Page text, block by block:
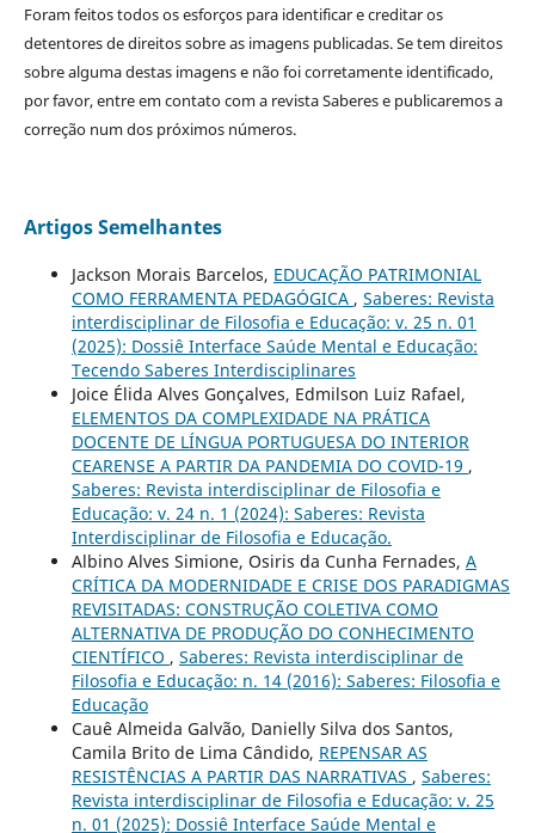
Foram feitos todos os esforços para identificar e creditar os
detentores de direitos sobre as imagens publicadas. Se tem direitos
sobre alguma destas imagens e não foi corretamente identificado,
por favor, entre em contato com a revista Saberes e publicaremos a
correção num dos próximos números.
Artigos Semelhantes
Jackson Morais Barcelos, EDUCAÇÃO PATRIMONIAL
COMO FERRAMENTA PEDAGÓGICA , Saberes: Revista
interdisciplinar de Filosofia e Educação: v. 25 n. 01
(2025): Dossiê Interface Saúde Mental e Educação:
Tecendo Saberes Interdisciplinares
Joice Élida Alves Gonçalves, Edmilson Luiz Rafael,
ELEMENTOS DA COMPLEXIDADE NA PRÁTICA
DOCENTE DE LÍNGUA PORTUGUESA DO INTERIOR
CEARENSE A PARTIR DA PANDEMIA DO COVID-19 ,
Saberes: Revista interdisciplinar de Filosofia e
Educação: v. 24 n. 1 (2024): Saberes: Revista
Interdisciplinar de Filosofia e Educação.
Albino Alves Simione, Osiris da Cunha Fernades, A
CRÍTICA DA MODERNIDADE E CRISE DOS PARADIGMAS
REVISITADAS: CONSTRUÇÃO COLETIVA COMO
ALTERNATIVA DE PRODUÇÃO DO CONHECIMENTO
CIENTÍFICO , Saberes: Revista interdisciplinar de
Filosofia e Educação: n. 14 (2016): Saberes: Filosofia e
Educação
Cauê Almeida Galvão, Danielly Silva dos Santos,
Camila Brito de Lima Cândido, REPENSAR AS
RESISTÊNCIAS A PARTIR DAS NARRATIVAS , Saberes:
Revista interdisciplinar de Filosofia e Educação: v. 25
n. 01 (2025): Dossiê Interface Saúde Mental e